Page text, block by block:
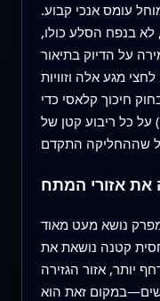
עומס אנכי קבוע.
בנפח הסלע כולו,
על הדיוק בתיאור
מגע אלה וזוויות
חיכוך קלאסי כדי
על כל ריבוע קטן של
את אזורי המתח
נושא מעט מאוד
קטנה נושאת את
יותר, אזור הגזירה
זאת הוא